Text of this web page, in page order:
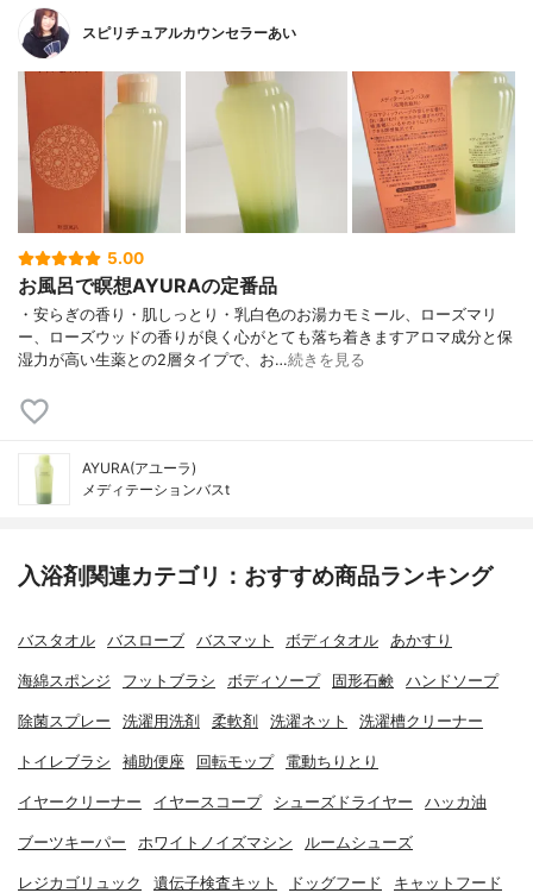
スピリチュアルカウンセラーあい
5.00
お風呂で瞑想AYURAの定番品
・安らぎの香り・肌しっとり・乳白色のお湯カモミール、ローズマリ
ー、ローズウッドの香りが良く心がとても落ち着きますアロマ成分と保
湿力が高い生薬との2層タイプで、お…続きを見る
AYURA(アユーラ)
メディテーションバスt
入浴剤関連カテゴリ：おすすめ商品ランキング
バスタオル バスローブ バスマット ボディタオル あかすり
海綿スポンジ フットブラシ ボディソープ 固形石鹸 ハンドソープ
除菌スプレー 洗濯用洗剤 柔軟剤 洗濯ネット 洗濯槽クリーナー
トイレブラシ 補助便座 回転モップ 電動ちりとり
イヤークリーナー イヤースコープ シューズドライヤー ハッカ油
ブーツキーパー ホワイトノイズマシン ルームシューズ
レジカゴリュック 遺伝子検査キット ドッグフード キャットフード